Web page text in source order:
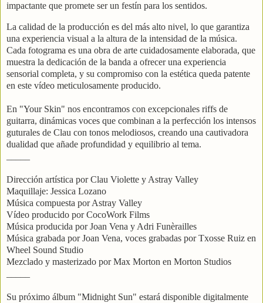
impactante que promete ser un festín para los sentidos.
La calidad de la producción es del más alto nivel, lo que garantiza
una experiencia visual a la altura de la intensidad de la música.
Cada fotograma es una obra de arte cuidadosamente elaborada, que
muestra la dedicación de la banda a ofrecer una experiencia
sensorial completa, y su compromiso con la estética queda patente
en este vídeo meticulosamente producido.
En "Your Skin" nos encontramos con excepcionales riffs de
guitarra, dinámicas voces que combinan a la perfección los intensos
guturales de Clau con tonos melodiosos, creando una cautivadora
dualidad que añade profundidad y equilibrio al tema.
Dirección artística por Clau Violette y Astray Valley
Maquillaje: Jessica Lozano
Música compuesta por Astray Valley
Vídeo producido por CocoWork Films
Música producida por Joan Vena y Adri Funèrailles
Música grabada por Joan Vena, voces grabadas por Txosse Ruiz en
Wheel Sound Studio
Mezclado y masterizado por Max Morton en Morton Studios
Su próximo álbum "Midnight Sun" estará disponible digitalmente